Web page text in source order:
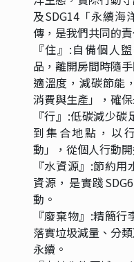
及SDG14「永續海
傳，是我們共同的責
『住』:自備個人
品，離開房間時隨
適溫度，減碳節能
消費與生產」，確
『行』:低碳減少
到集合地點，以
動」，從個人行動
『水資源』:節約
資源，是實踐
動。
『廢棄物』:精簡
落實垃圾減量、分
永續。